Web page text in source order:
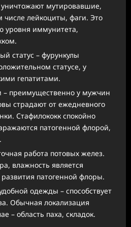
мутировавшие,
числе лейкоциты, фаги. Это
уровня иммунитета,
статус – фурункулы
статусе, у
гепатитами.
– преимущественно у мужчин
страдают от ежедневного
Стафилококк спокойно
патогенной флорой,
работа потовых желез.
влажность является
патогенной флоры.
одежды – способствует
Обычная локализация
– область паха, складок.